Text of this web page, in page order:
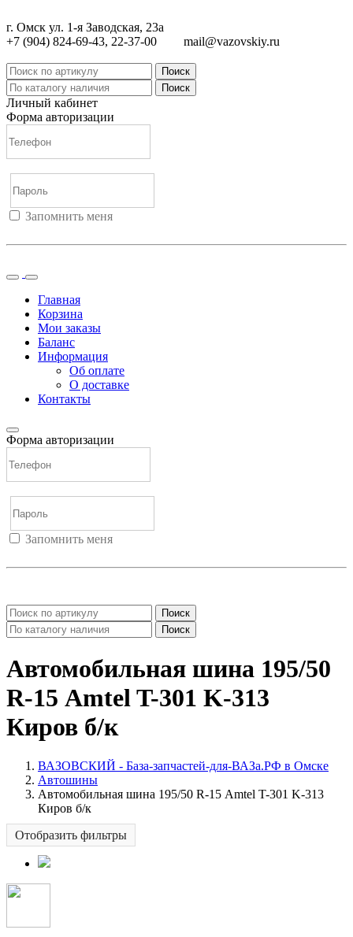
г. Омск ул. 1-я Заводская, 23а
+7 (904) 824-69-43, 22-37-00
mail@vazovskiy.ru
Поиск
Поиск
Личный кабинет
Форма авторизации
Запомнить меня
Главная
Корзина
Мои заказы
Баланс
Информация
Об оплате
О доставке
Контакты
Форма авторизации
Запомнить меня
Поиск
Поиск
Автомобильная шина 195/50
R-15 Аmtel T-301 K-313
Киров б/к
ВАЗОВСКИЙ - База-запчастей-для-ВАЗа.РФ в Омске
Автошины
Автомобильная шина 195/50 R-15 Аmtel T-301 K-313
Киров б/к
Отобразить фильтры